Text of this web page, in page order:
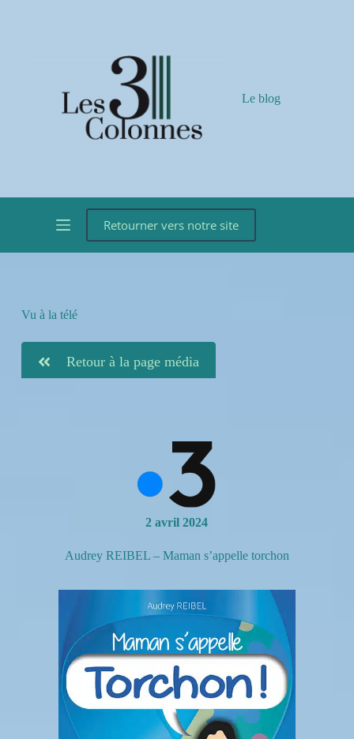
Le blog
Retourner vers notre site
Vu à la télé
Retour à la page média
2 avril 2024
Audrey REIBEL – Maman s’appelle torchon